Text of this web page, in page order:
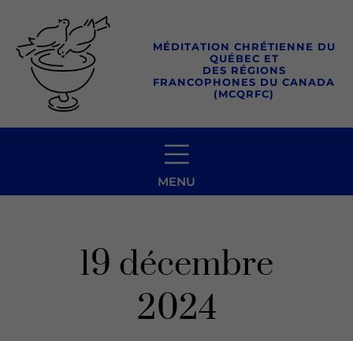
contenu
MÉDITATION CHRÉTIENNE DU
QUÉBEC ET
DES RÉGIONS
FRANCOPHONES DU CANADA
(MCQRFC)
MENU
19 décembre
2024